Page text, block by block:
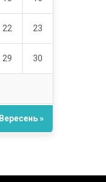
22 23
29 30
Вересень »